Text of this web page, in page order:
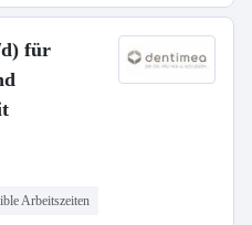
für
Arbeitszeiten